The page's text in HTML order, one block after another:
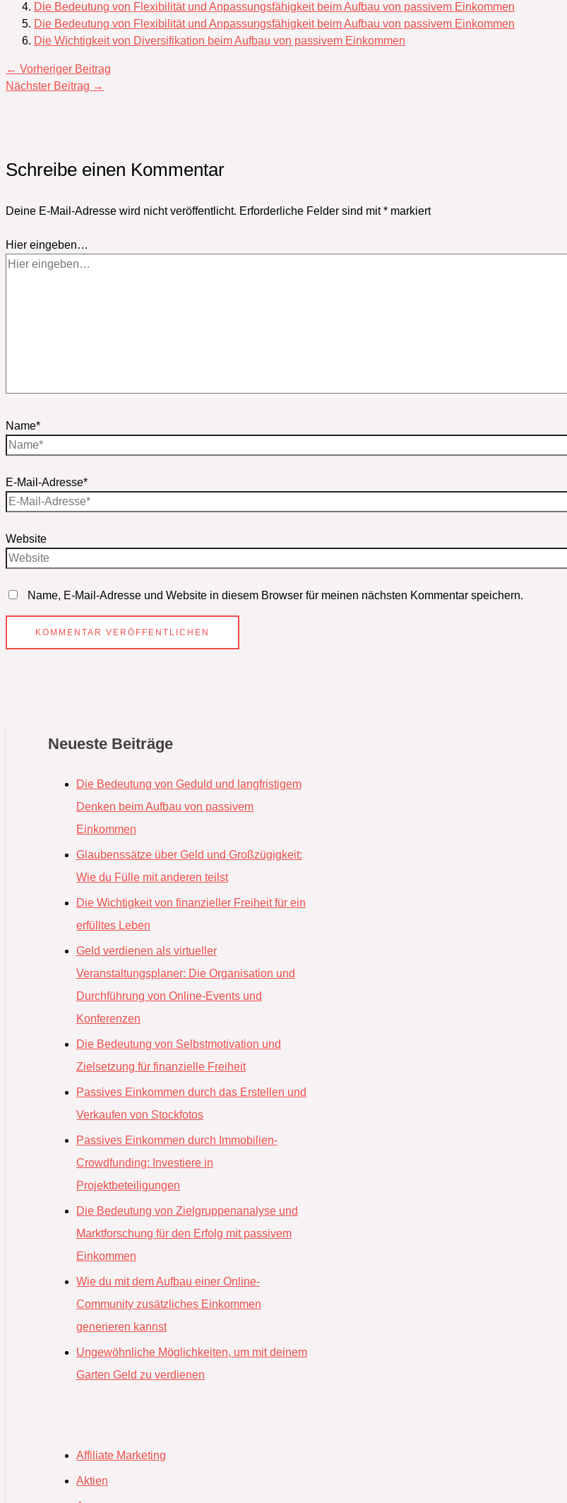
Die Bedeutung von Flexibilität und Anpassungsfähigkeit beim Aufbau von passivem Einkommen
Die Bedeutung von Flexibilität und Anpassungsfähigkeit beim Aufbau von passivem Einkommen
Die Wichtigkeit von Diversifikation beim Aufbau von passivem Einkommen
← Vorheriger Beitrag
Nächster Beitrag →
Schreibe einen Kommentar
Deine E-Mail-Adresse wird nicht veröffentlicht. Erforderliche Felder sind mit* markiert
Hier eingeben…
Name*
E-Mail-Adresse*
Website
Name, E-Mail-Adresse und Website in diesem Browser für meinen nächsten Kommentar speichern.
Neueste Beiträge
Die Bedeutung von Geduld und langfristigem
Denken beim Aufbau von passivem
Einkommen
Glaubenssätze über Geld und Großzügigkeit:
Wie du Fülle mit anderen teilst
Die Wichtigkeit von finanzieller Freiheit für ein
erfülltes Leben
Geld verdienen als virtueller
Veranstaltungsplaner: Die Organisation und
Durchführung von Online-Events und
Konferenzen
Die Bedeutung von Selbstmotivation und
Zielsetzung für finanzielle Freiheit
Passives Einkommen durch das Erstellen und
Verkaufen von Stockfotos
Passives Einkommen durch Immobilien-
Crowdfunding: Investiere in
Projektbeteiligungen
Die Bedeutung von Zielgruppenanalyse und
Marktforschung für den Erfolg mit passivem
Einkommen
Wie du mit dem Aufbau einer Online-
Community zusätzliches Einkommen
generieren kannst
Ungewöhnliche Möglichkeiten, um mit deinem
Garten Geld zu verdienen
Affiliate Marketing
Aktien